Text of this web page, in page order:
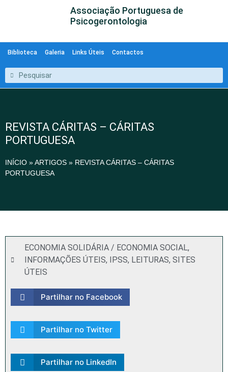
Associação Portuguesa de
Psicogerontologia
Biblioteca Galeria Links Úteis Contactos
REVISTA CÁRITAS – CÁRITAS
PORTUGUESA
INÍCIO »ARTIGOS » REVISTA CÁRITAS – CÁRITAS
PORTUGUESA
ECONOMIA SOLIDÁRIA / ECONOMIA SOCIAL,
INFORMAÇÕES ÚTEIS, IPSS, LEITURAS, SITES
ÚTEIS
Partilhar no Facebook
Partilhar no Twitter
Partilhar no LinkedIn